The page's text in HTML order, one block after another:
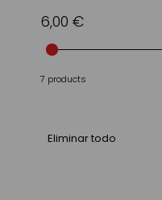
6,00 €
7 products
Eliminar todo